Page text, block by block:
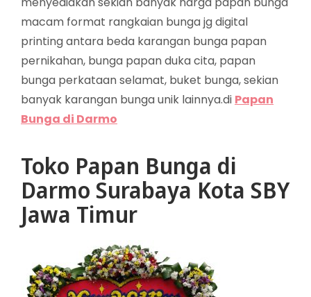
macam format rangkaian bunga jg digital
printing antara beda karangan bunga papan
pernikahan, bunga papan duka cita, papan
bunga perkataan selamat, buket bunga, sekian
banyak karangan bunga unik lainnya.di Papan
Bunga di Darmo
Toko Papan Bunga di
Darmo Surabaya Kota SBY
Jawa Timur